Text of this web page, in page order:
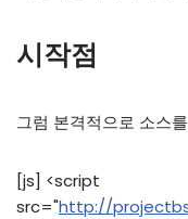
시작점
그럼 본격적으로 소스
[js] <script
src="http://